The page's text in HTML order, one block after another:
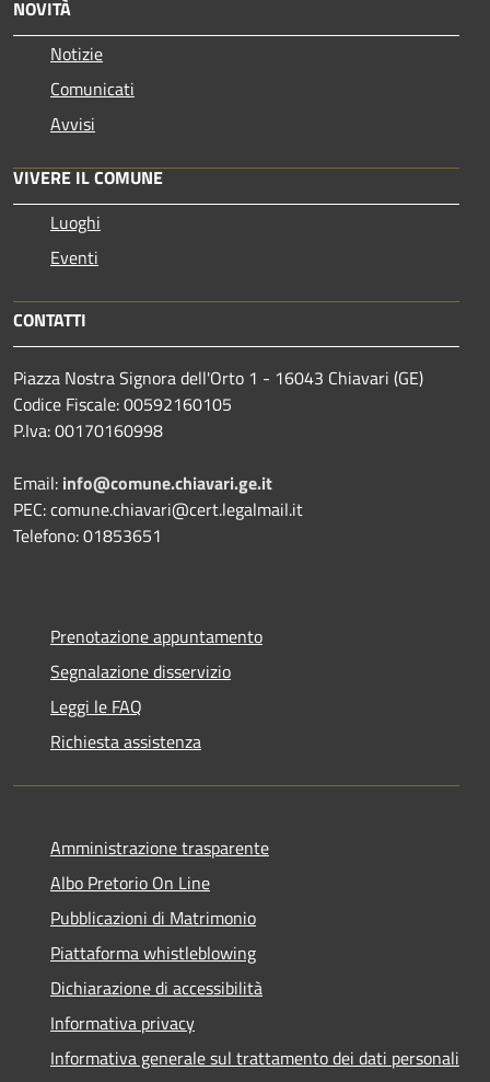
NOVITÀ
Notizie
Comunicati
Avvisi
VIVERE IL COMUNE
Luoghi
Eventi
CONTATTI
Piazza Nostra Signora dell'Orto 1 - 16043 Chiavari (GE)
Codice Fiscale: 00592160105
P.Iva: 00170160998
Email: info@comune.chiavari.ge.it
PEC: comune.chiavari@cert.legalmail.it
Telefono: 01853651
Prenotazione appuntamento
Segnalazione disservizio
Leggi le FAQ
Richiesta assistenza
Amministrazione trasparente
Albo Pretorio On Line
Pubblicazioni di Matrimonio
Piattaforma whistleblowing
Dichiarazione di accessibilità
Informativa privacy
Informativa generale sul trattamento dei dati personali